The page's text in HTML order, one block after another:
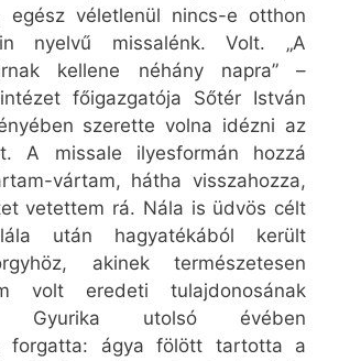
egész véletlenül nincs-e otthon
nyelvű missalénk. Volt. „A
kellene néhány napra” –
főigazgatója Sőtér István
szerette volna idézni az
A missale ilyesformán hozzá
vártam, hátha visszahozza,
vetettem rá. Nála is üdvös célt
után hagyatékából került
akinek természetesen
volt eredeti tulajdonosának
Gyurika utolsó évében
forgatta: ágya fölött tartotta a